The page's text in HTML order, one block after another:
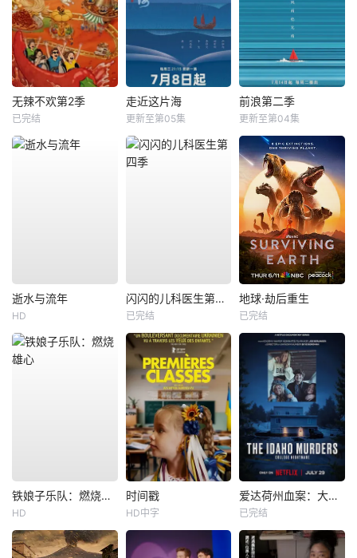
无辣不欢第2季
已完结
走近这片海
更新至第05集
前浪第二季
更新至第04集
逝水与流年
HD
闪闪的儿科医生第四季
已完结
地球·劫后重生
已完结
铁娘子乐队：燃烧雄心
HD
时间戳
HD中字
爱达荷州血案：大学梦魇
已完结